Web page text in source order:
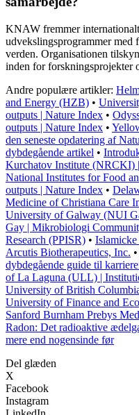
KNAW fremmer
udvekslingsprogrammer med
verden. Organisationen
inden for forskningsprojekter
Andre populære artikler:
and Energy (HZB) •
outputs | Nature Index •
outputs | Nature Index •
den seneste opdatering af
dybdegående artikel •
Kurchatov Institute (NRCKI)
National Institutes for Food
outputs | Nature Index •
Medicine of Christiana Care
University of Galway (NUI
Gay | Mikrobiologi
Research (PPISR) •
Arcutis Biotherapeutics, Inc. •
dybdegående guide til
of La Laguna (ULL) |
University of British
University of Finance and
Sanford Burnham Prebys
Radon: Det radioaktive
mere end nogensinde før
Del glæden
X
Facebook
Instagram